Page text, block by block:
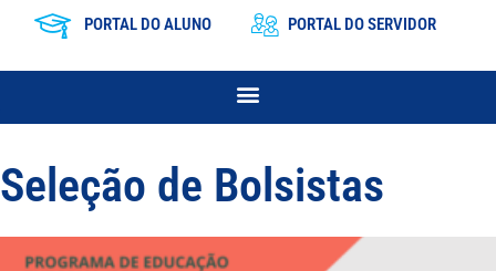
PORTAL DO ALUNO PORTAL DO SERVIDOR
Seleção de Bolsistas